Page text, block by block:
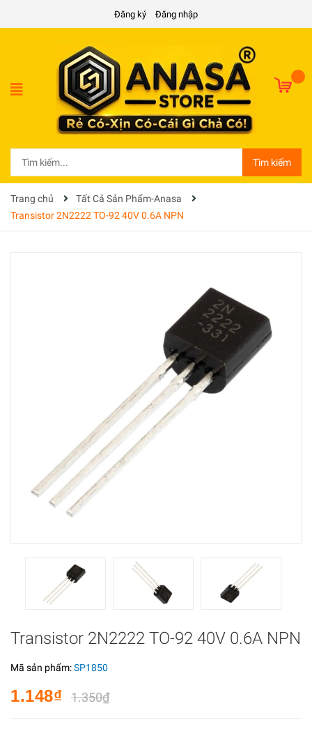
Đăng ký Đăng nhập
Tìm kiếm
Trang chủ
Tất Cả Sản Phẩm-Anasa
Transistor 2N2222 TO-92 40V 0.6A NPN
Transistor 2N2222 TO-92 40V 0.6A NPN
Mã sản phẩm:SP1850
1.148₫ 1.350₫